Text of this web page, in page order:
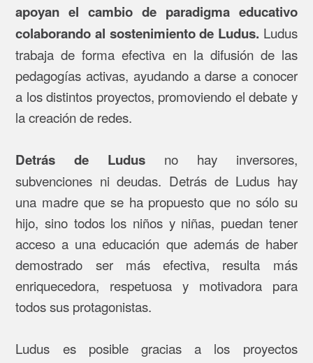
apoyan el cambio de paradigma educativo
colaborando al sostenimiento de Ludus. Ludus
trabaja de forma efectiva en la difusión de las
pedagogías activas, ayudando a darse a conocer
a los distintos proyectos, promoviendo el debate y
la creación de redes.
Detrás de Ludus no hay inversores,
subvenciones ni deudas. Detrás de Ludus hay
una madre que se ha propuesto que no sólo su
hijo, sino todos los niños y niñas, puedan tener
acceso a una educación que además de haber
demostrado ser más efectiva, resulta más
enriquecedora, respetuosa y motivadora para
todos sus protagonistas.
Ludus es posible gracias a los proyectos